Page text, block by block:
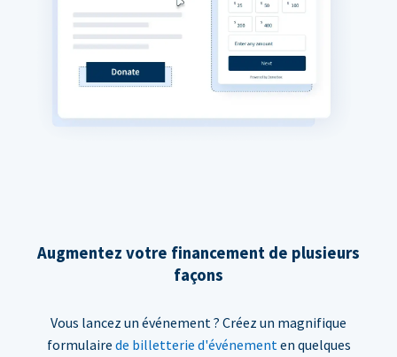
Augmentez votre financement de plusieurs
façons
Vous lancez un événement ? Créez un magnifique
formulaire de billetterie d'événementen quelques